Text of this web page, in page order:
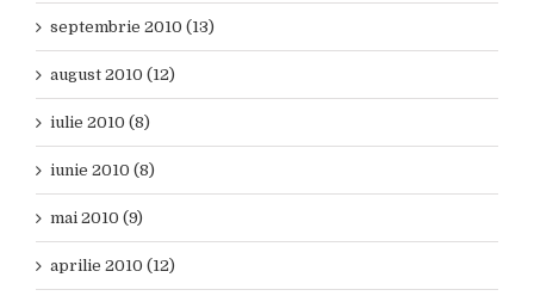
septembrie 2010 (13)
august 2010 (12)
iulie 2010 (8)
iunie 2010 (8)
mai 2010 (9)
aprilie 2010 (12)